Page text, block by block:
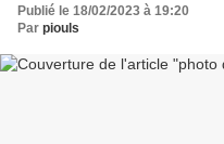
Publié le 18/02/2023 à 19:20
Par piouls